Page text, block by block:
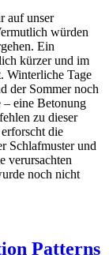
auf unser
würden
Ein
kürzer und im
Winterliche Tage
der Sommer noch
– eine Betonung
zu dieser
die
Schlafmuster und
verursachten
noch nicht
Patterns